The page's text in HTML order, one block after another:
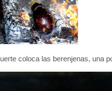
coloca las berenjenas, una